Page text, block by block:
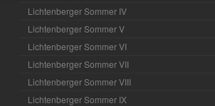
Lichtenberger Sommer IV
Lichtenberger Sommer V
Lichtenberger Sommer VI
Lichtenberger Sommer VII
Lichtenberger Sommer VIII
Lichtenberger Sommer IX